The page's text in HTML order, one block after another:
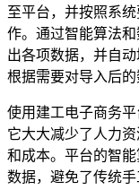
至平台，并按照系
作。通过智能算法
出各项数据，并自
根据需要对导入后的
使用建工电子商务
它大大减少了人力
和成本。平台的智
数据，避免了传统